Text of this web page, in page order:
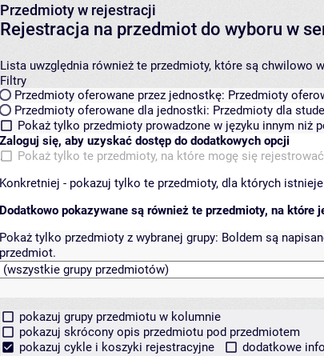
Przedmioty w rejestracji
Rejestracja na przedmiot do wyboru w
Lista uwzględnia również te przedmioty, które są chwilowo
Filtry
Przedmioty oferowane przez jednostkę: Przedmioty
Przedmioty oferowane dla jednostki: Przedmioty dla
Pokaż tylko przedmioty prowadzone w języku innym niż
Zaloguj się, aby uzyskać dostęp do dodatkowych opcji
Pokaż tylko te przedmioty, na które mogę się rejestrować
Konkretniej - pokazuj tylko te przedmioty, dla których
Dodatkowo pokazywane są również te przedmioty, na które
Pokaż tylko przedmioty z wybranej grupy: Boldem są
przedmiot.
pokazuj grupy przedmiotu w kolumnie
pokazuj skrócony opis przedmiotu pod przedmiotem
pokazuj cykle i koszyki rejestracyjne
dodatkowe